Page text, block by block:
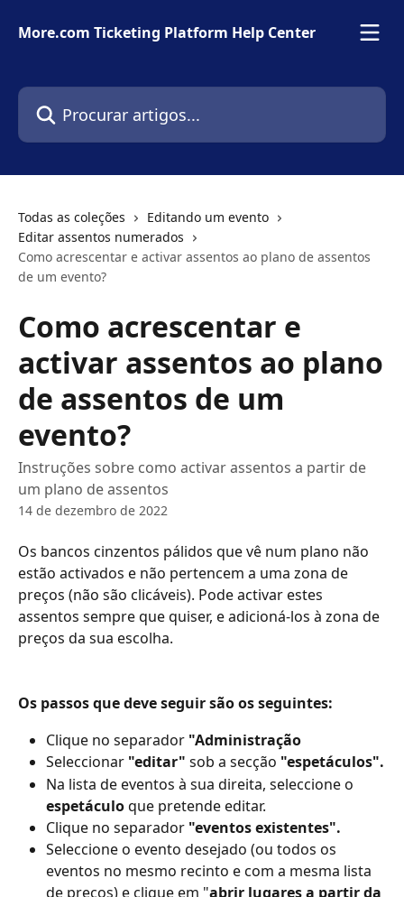
More.com Ticketing Platform Help Center
Procurar artigos...
Todas as coleções
Editando um evento
Editar assentos numerados
Como acrescentar e activar assentos ao plano de assentos
de um evento?
Como acrescentar e
activar assentos ao plano
de assentos de um
evento?
Instruções sobre como activar assentos a partir de
um plano de assentos
14 de dezembro de 2022
Os bancos cinzentos pálidos que vê num plano não
estão activados e não pertencem a uma zona de
preços (não são clicáveis). Pode activar estes
assentos sempre que quiser, e adicioná-los à zona de
preços da sua escolha.
Os passos que deve seguir são os seguintes:
Clique no separador "Administração
Seleccionar "editar" sob a secção "espetáculos".
Na lista de eventos à sua direita, seleccione o
espetáculo que pretende editar.
Clique no separador "eventos existentes".
Seleccione o evento desejado (ou todos os
eventos no mesmo recinto e com a mesma lista
de preços) e clique em "abrir lugares a partir da